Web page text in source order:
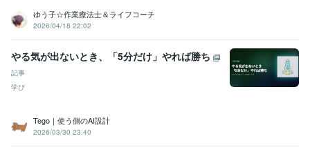
ゆう子☆作業療法士＆ライフコーチ
2026/04/18 22:02
やる気が出ないとき、「5分だけ」やれば勝ち
記事
学び
Tego｜使う側のAI設計
2026/03/30 23:40